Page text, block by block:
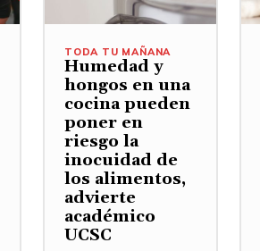
TODA TU MAÑANA
Humedad y
hongos en una
cocina pueden
poner en
riesgo la
inocuidad de
los alimentos,
advierte
académico
UCSC